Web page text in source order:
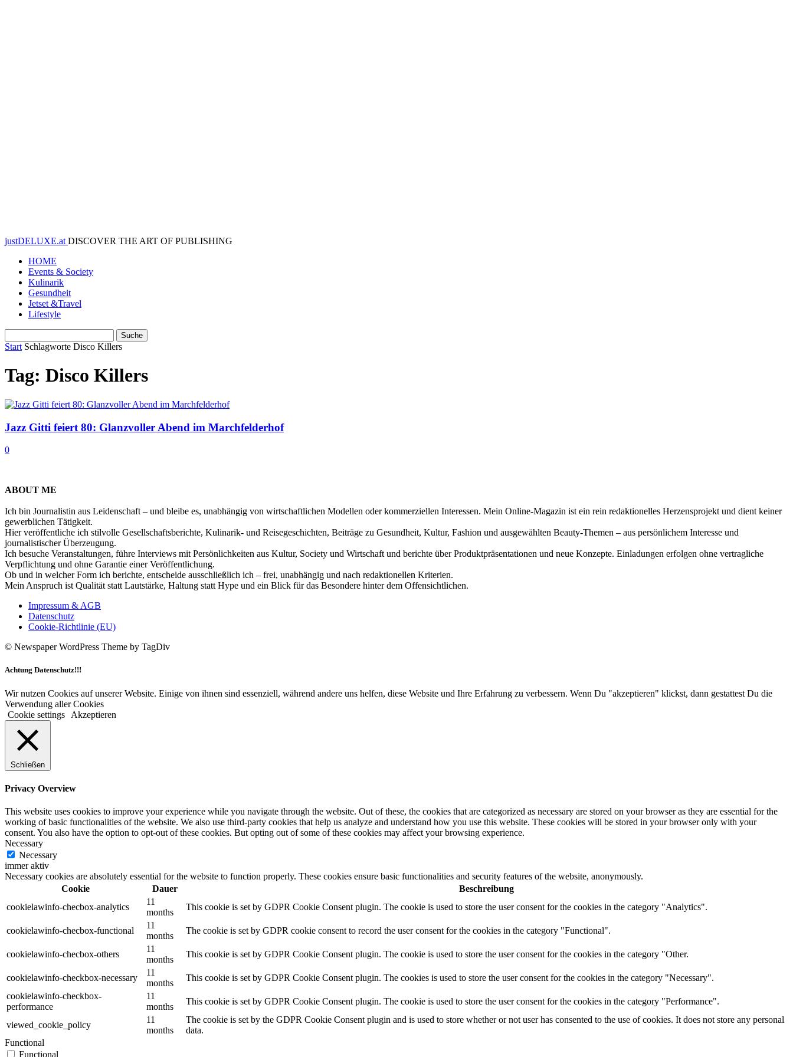
justDELUXE.at DISCOVER THE ART OF PUBLISHING
HOME
Events & Society
Kulinarik
Gesundheit
Jetset &Travel
Lifestyle
Start Schlagworte Disco Killers
Tag: Disco Killers
Jazz Gitti feiert 80: Glanzvoller Abend im Marchfelderhof
0
ABOUT ME
Ich bin Journalistin aus Leidenschaft – und bleibe es, unabhängig von wirtschaftlichen Modellen oder kommerziellen Interessen. Mein Online-Magazin ist ein rein redaktionelles Herzensprojekt und dient keiner
gewerblichen Tätigkeit.
Hier veröffentliche ich stilvolle Gesellschaftsberichte, Kulinarik- und Reisegeschichten, Beiträge zu Gesundheit, Kultur, Fashion und ausgewählten Beauty-Themen – aus persönlichem Interesse und
journalistischer Überzeugung.
Ich besuche Veranstaltungen, führe Interviews mit Persönlichkeiten aus Kultur, Society und Wirtschaft und berichte über Produktpräsentationen und neue Konzepte. Einladungen erfolgen ohne vertragliche
Verpflichtung und ohne Garantie einer Veröffentlichung.
Ob und in welcher Form ich berichte, entscheide ausschließlich ich – frei, unabhängig und nach redaktionellen Kriterien.
Mein Anspruch ist Qualität statt Lautstärke, Haltung statt Hype und ein Blick für das Besondere hinter dem Offensichtlichen.
Impressum & AGB
Datenschutz
Cookie-Richtlinie (EU)
© Newspaper WordPress Theme by TagDiv
Achtung Datenschutz!!!
Wir nutzen Cookies auf unserer Website. Einige von ihnen sind essenziell, während andere uns helfen, diese Website und Ihre Erfahrung zu verbessern. Wenn Du "akzeptieren" klickst, dann gestattest Du die
Verwendung aller Cookies
Cookie settings
Akzeptieren
Schließen
Privacy Overview
This website uses cookies to improve your experience while you navigate through the website. Out of these, the cookies that are categorized as necessary are stored on your browser as they are essential for the
working of basic functionalities of the website. We also use third-party cookies that help us analyze and understand how you use this website. These cookies will be stored in your browser only with your
consent. You also have the option to opt-out of these cookies. But opting out of some of these cookies may affect your browsing experience.
Necessary
Necessary
immer aktiv
Necessary cookies are absolutely essential for the website to function properly. These cookies ensure basic functionalities and security features of the website, anonymously.
Cookie
Dauer
Beschreibung
cookielawinfo-checbox-analytics
11
months
This cookie is set by GDPR Cookie Consent plugin. The cookie is used to store the user consent for the cookies in the category "Analytics".
cookielawinfo-checbox-functional
11
months
The cookie is set by GDPR cookie consent to record the user consent for the cookies in the category "Functional".
cookielawinfo-checbox-others
11
months
This cookie is set by GDPR Cookie Consent plugin. The cookie is used to store the user consent for the cookies in the category "Other.
cookielawinfo-checkbox-necessary
11
months
This cookie is set by GDPR Cookie Consent plugin. The cookies is used to store the user consent for the cookies in the category "Necessary".
cookielawinfo-checkbox-
performance
11
months
This cookie is set by GDPR Cookie Consent plugin. The cookie is used to store the user consent for the cookies in the category "Performance".
viewed_cookie_policy
11
months
The cookie is set by the GDPR Cookie Consent plugin and is used to store whether or not user has consented to the use of cookies. It does not store any personal
data.
Functional
Functional